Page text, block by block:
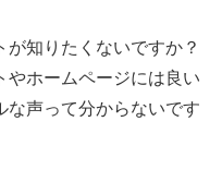
が知りたくないですか？
やホームページには良い
な声って分からないです